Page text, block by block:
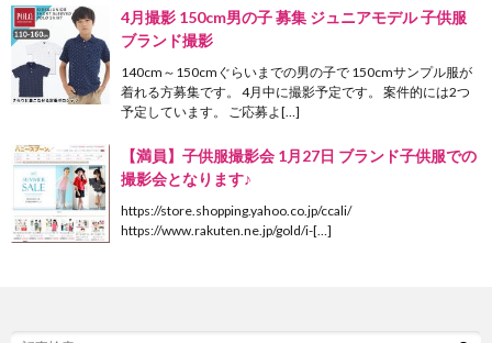
4月撮影 150cm男の子 募集 ジュニアモデル 子供服
ブランド撮影
140cm～150cmぐらいまでの男の子で 150cmサンプル服が
着れる方募集です。 4月中に撮影予定です。 案件的には2つ
予定しています。 ご応募よ[…]
【満員】子供服撮影会 1月27日 ブランド子供服での
撮影会となります♪
https://store.shopping.yahoo.co.jp/ccali/
https://www.rakuten.ne.jp/gold/i-[…]